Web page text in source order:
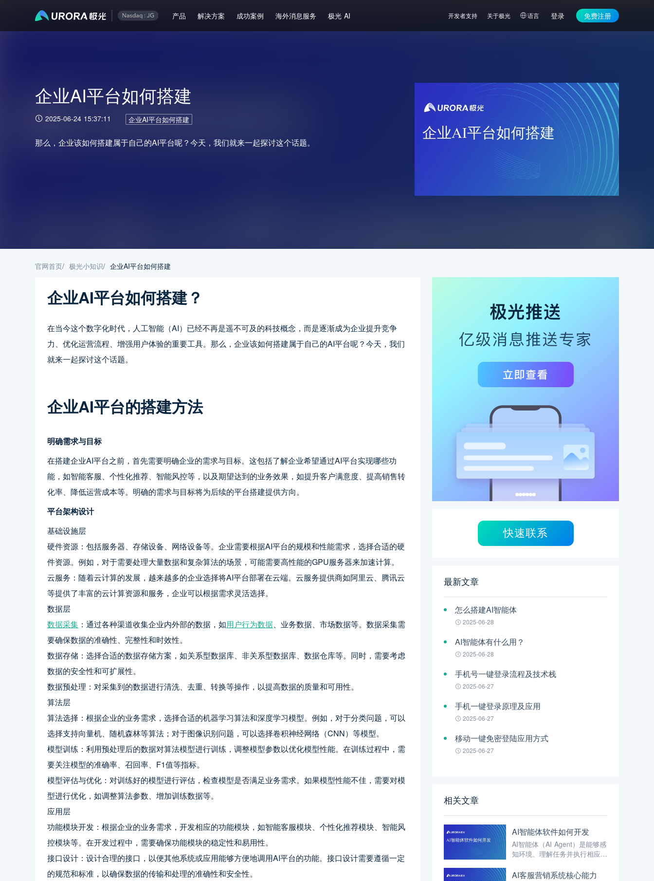
产品 解决方案 成功案例 海外消息服务 极光 AI 开发者支持 关于极光 语言 登录 免费注册
企业AI平台如何搭建
2025-06-24 15:37:11 企业AI平台如何搭建
那么，企业该如何搭建属于自己的AI平台呢？今天，我们就来一起探讨这个话题。
官网首页/ 极光小知识/ 企业AI平台如何搭建
企业AI平台如何搭建？
在当今这个数字化时代，人工智能（AI）已经不再是遥不可及的科技概念，而是逐渐成为企业提升竞争
力、优化运营流程、增强用户体验的重要工具。那么，企业该如何搭建属于自己的AI平台呢？今天，我们
就来一起探讨这个话题。
企业AI平台的搭建方法
明确需求与目标
在搭建企业AI平台之前，首先需要明确企业的需求与目标。这包括了解企业希望通过AI平台实现哪些功
能，如智能客服、个性化推荐、智能风控等，以及期望达到的业务效果，如提升客户满意度、提高销售转
化率、降低运营成本等。明确的需求与目标将为后续的平台搭建提供方向。
平台架构设计
基础设施层
硬件资源：包括服务器、存储设备、网络设备等。企业需要根据AI平台的规模和性能需求，选择合适的硬
件资源。例如，对于需要处理大量数据和复杂算法的场景，可能需要高性能的GPU服务器来加速计算。
云服务：随着云计算的发展，越来越多的企业选择将AI平台部署在云端。云服务提供商如阿里云、腾讯云
等提供了丰富的云计算资源和服务，企业可以根据需求灵活选择。
数据层
数据采集 ：通过各种渠道收集企业内外部的数据，如用户行为数据、业务数据、市场数据等。数据采集需
要确保数据的准确性、完整性和时效性。
数据存储：选择合适的数据存储方案，如关系型数据库、非关系型数据库、数据仓库等。同时，需要考虑
数据的安全性和可扩展性。
数据预处理：对采集到的数据进行清洗、去重、转换等操作，以提高数据的质量和可用性。
算法层
算法选择：根据企业的业务需求，选择合适的机器学习算法和深度学习模型。例如，对于分类问题，可以
选择支持向量机、随机森林等算法；对于图像识别问题，可以选择卷积神经网络（CNN）等模型。
模型训练：利用预处理后的数据对算法模型进行训练，调整模型参数以优化模型性能。在训练过程中，需
要关注模型的准确率、召回率、F1值等指标。
模型评估与优化：对训练好的模型进行评估，检查模型是否满足业务需求。如果模型性能不佳，需要对模
型进行优化，如调整算法参数、增加训练数据等。
应用层
功能模块开发：根据企业的业务需求，开发相应的功能模块，如智能客服模块、个性化推荐模块、智能风
控模块等。在开发过程中，需要确保功能模块的稳定性和易用性。
接口设计：设计合理的接口，以便其他系统或应用能够方便地调用AI平台的功能。接口设计需要遵循一定
的规范和标准，以确保数据的传输和处理的准确性和安全性。
快速联系
最新文章
怎么搭建AI智能体
2025-06-28
AI智能体有什么用？
2025-06-28
手机号一键登录流程及技术栈
2025-06-27
手机一键登录原理及应用
2025-06-27
移动一键免密登陆应用方式
2025-06-27
相关文章
AI智能体软件如何开发
AI智能体（AI Agent）是能够感
知环境、理解任务并执行相应动
统。
AI客服营销系统核心能力